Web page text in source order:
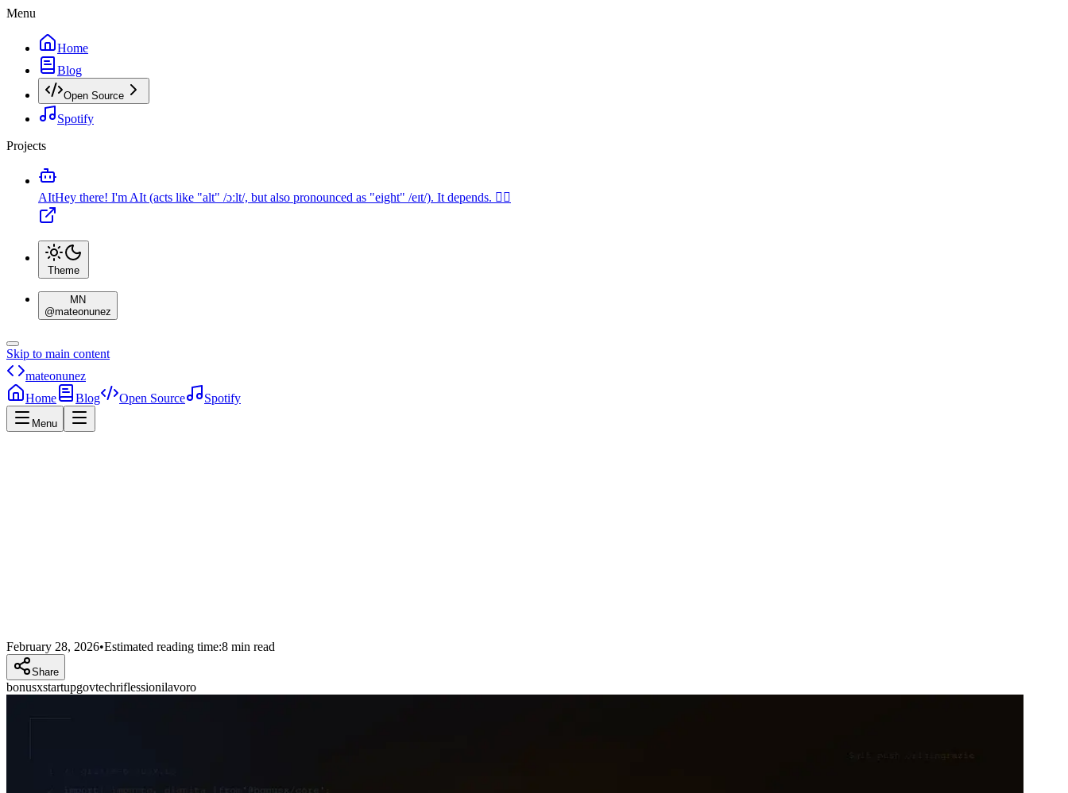
Menu
Home
Blog
Open Source
Spotify
Projects
AItHey there! I'm AIt (acts like "alt" /ɔːlt/, but also pronounced as "eight" /eɪt/). It depends. 🤷‍♂️
Theme
MN
@mateonunez
Skip to main content
mateonunez
Home
Blog Open Source Spotify
Menu
February 28, 2026•Estimated reading time:8 min read
Share
bonusxstartupgovtechriflessionilavoro